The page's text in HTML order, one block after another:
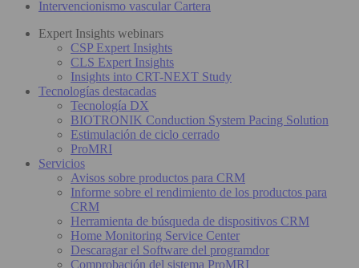
Intervencionismo vascular Cartera
Expert Insights webinars
CSP Expert Insights
CLS Expert Insights
Insights into CRT-NEXT Study
Tecnologías destacadas
Tecnología DX
BIOTRONIK Conduction System Pacing Solution
Estimulación de ciclo cerrado
ProMRI
Servicios
Avisos sobre productos para CRM
Informe sobre el rendimiento de los productos para
CRM
Herramienta de búsqueda de dispositivos CRM
Home Monitoring Service Center
Descaragar el Software del programdor
Comprobación del sistema ProMRI